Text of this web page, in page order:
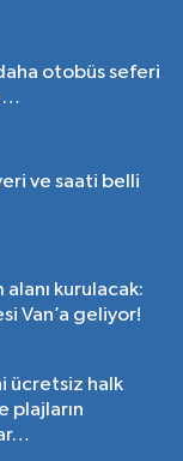
otobüs seferi
ve saati belli
alanı kurulacak:
Van’a geliyor!
ücretsiz halk
plajların